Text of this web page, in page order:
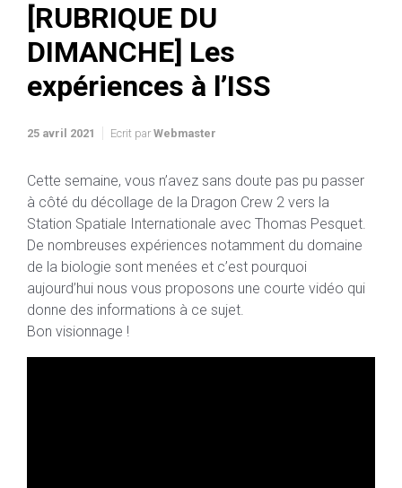
[RUBRIQUE DU
DIMANCHE] Les
expériences à l’ISS
25 avril 2021 Ecrit par Webmaster
Cette semaine, vous n’avez sans doute pas pu passer
à côté du décollage de la Dragon Crew 2 vers la
Station Spatiale Internationale avec Thomas Pesquet.
De nombreuses expériences notamment du domaine
de la biologie sont menées et c’est pourquoi
aujourd’hui nous vous proposons une courte vidéo qui
donne des informations à ce sujet.
Bon visionnage !